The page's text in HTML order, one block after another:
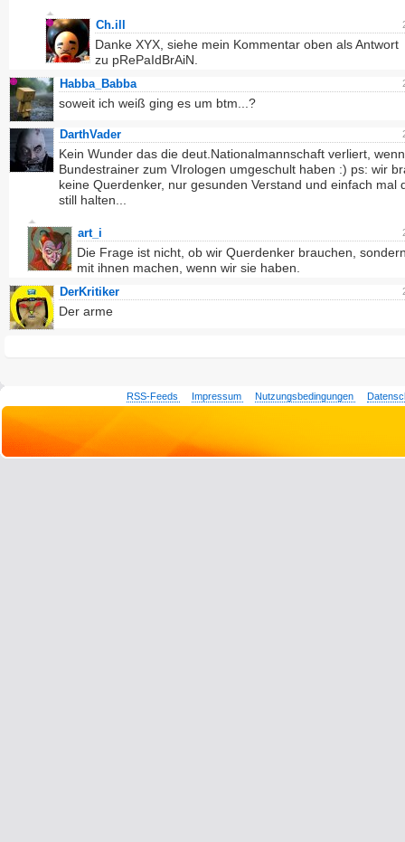
Ch.ill
Danke XYX, siehe mein Kommentar oben als Antwort
zu pRePaIdBrAiN.
Habba_Babba
soweit ich weiß ging es um btm...?
DarthVader
Kein Wunder das die deut.Nationalmannschaft verliert,
Bundestrainer zum VIrologen umgeschult haben :) ps: wir
keine Querdenker, nur gesunden Verstand und einfach mal
still halten...
art_i
Die Frage ist nicht, ob wir Querdenker brauchen,
mit ihnen machen, wenn wir sie haben.
DerKritiker
Der arme
RSS-Feeds Impressum Nutzungsbedingungen